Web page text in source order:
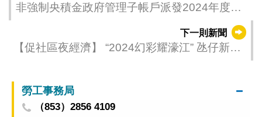
非強制央積金政府管理子帳戶派發2024年度收
下一則新聞
【促社區夜經濟】 “2024幻彩耀濠江” 氹仔新主
勞工事務局
（853）2856 4109